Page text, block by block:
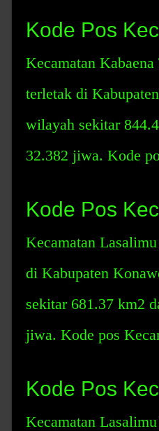
Kode Pos
Kecamatan
terletak di
wilayah sekitar
32.382 jiwa. Kode
Kode Pos
Kecamatan
di Kabupaten
sekitar 681.37 km2
jiwa. Kode pos
Kode Pos
Kecamatan